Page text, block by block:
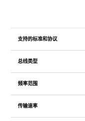
支持的标准和协议
总线类型
频率范围
传输速率